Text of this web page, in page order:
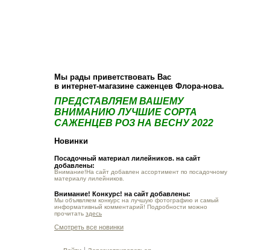
Мы рады приветствовать Вас
в интернет-магазине саженцев Флора-нова.
ПРЕДСТАВЛЯЕМ ВАШЕМУ
ВНИМАНИЮ ЛУЧШИЕ СОРТА
САЖЕНЦЕВ РОЗ НА ВЕСНУ 2022
Новинки
Посадочный материал лилейников. на сайт
добавлены:
Внимание!На сайт добавлен ассортимент по посадочному
материалу лилейников.
Внимание! Конкурс! на сайт добавлены:
Мы объявляем конкурс на лучшую фотографию и самый
информативный комментарий! Подробности можно
прочитать здесь
Смотреть все новинки